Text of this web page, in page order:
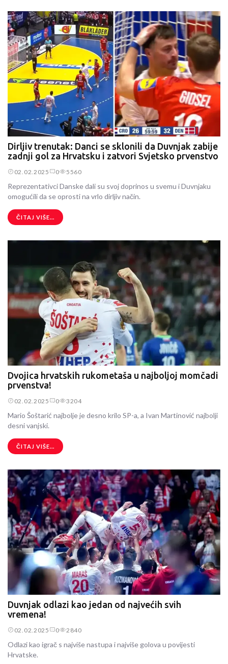
Dirljiv trenutak: Danci se sklonili da Duvnjak zabije
zadnji gol za Hrvatsku i zatvori Svjetsko prvenstvo
02.02.2025 0 5560
Reprezentativci Danske dali su svoj doprinos u svemu i Duvnjaku
omogućili da se oprosti na vrlo dirljiv način.
ČITAJ VIŠE...
Dvojica hrvatskih rukometaša u najboljoj momčadi
prvenstva!
02.02.2025 0 3204
Mario Šoštarić najbolje je desno krilo SP-a, a Ivan Martinović najbolji
desni vanjski.
ČITAJ VIŠE...
Duvnjak odlazi kao jedan od najvećih svih
vremena!
02.02.2025 0 2840
Odlazi kao igrač s najviše nastupa i najviše golova u povijesti
Hrvatske.